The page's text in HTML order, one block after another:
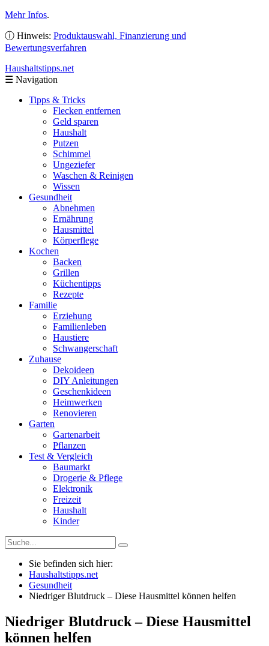
Mehr Infos.
ⓘ Hinweis: Produktauswahl, Finanzierung und
Bewertungsverfahren
Haushaltstipps.net
☰ Navigation
Tipps & Tricks
Flecken entfernen
Geld sparen
Haushalt
Putzen
Schimmel
Ungeziefer
Waschen & Reinigen
Wissen
Gesundheit
Abnehmen
Ernährung
Hausmittel
Körperflege
Kochen
Backen
Grillen
Küchentipps
Rezepte
Familie
Erziehung
Familienleben
Haustiere
Schwangerschaft
Zuhause
Dekoideen
DIY Anleitungen
Geschenkideen
Heimwerken
Renovieren
Garten
Gartenarbeit
Pflanzen
Test & Vergleich
Baumarkt
Drogerie & Pflege
Elektronik
Freizeit
Haushalt
Kinder
Sie befinden sich hier:
Haushaltstipps.net
Gesundheit
Niedriger Blutdruck – Diese Hausmittel können helfen
Niedriger Blutdruck – Diese Hausmittel
können helfen